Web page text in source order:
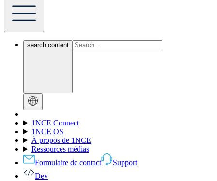
search content
1NCE Connect
1NCE OS
À propos de 1NCE
Ressources médias
Formulaire de contact
Support
Dev